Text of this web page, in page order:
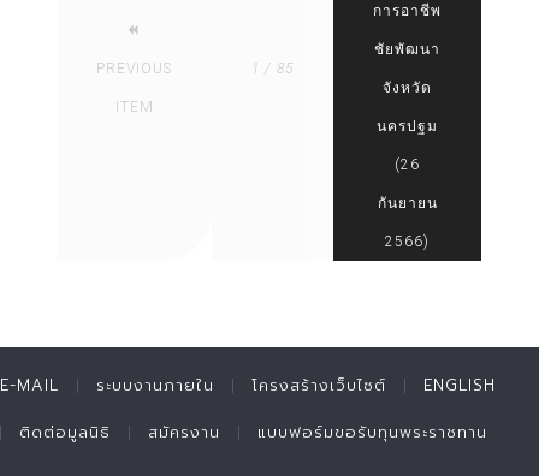
PREVIOUS
ITEM
1 / 85
การอาชีพ
ชัยพัฒนา
จังหวัด
นครปฐม
(26
กันยายน
2566)
E-MAIL ระบบงานภายใน โครงสร้างเว็บไซต์ ENGLISH
ติดต่อมูลนิธิ สมัครงาน แบบฟอร์มขอรับทุนพระราชทาน